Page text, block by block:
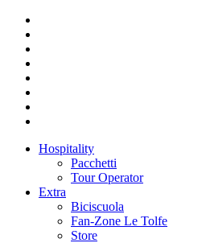
Hospitality
Pacchetti
Tour Operator
Extra
Biciscuola
Fan-Zone Le Tolfe
Store